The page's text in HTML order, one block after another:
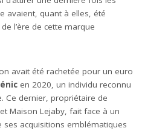
avaient, quant à elles, été
l’ère de cette marque
avait été rachetée pour un euro
en 2020, un individu reconnu
Ce dernier, propriétaire de
Maison Lejaby, fait face à un
ses acquisitions emblématiques